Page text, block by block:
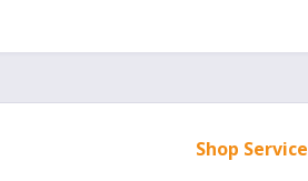
Shop Service